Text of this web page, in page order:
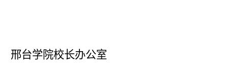
邢台学院校长办公室